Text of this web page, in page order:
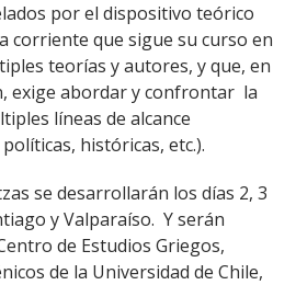
por el dispositivo teórico
corriente que sigue su curso en
teorías y autores, y que, en
exige abordar y confrontar la
líneas de alcance
históricas, etc.).
se desarrollarán los días 2, 3
y Valparaíso. Y serán
de Estudios Griegos,
de la Universidad de Chile,